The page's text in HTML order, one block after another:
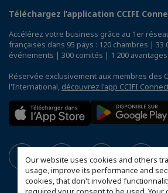
Our website uses cookies and others
usage, improve its performance and
cookies, that don't involved
Téléchargez l’application CCIFI
Accélérez votre business grâce au 1er
françaises dans 95 pays : 120 chambres |
événements | 300 comités | 1 200
Réservée exclusivement aux membres des
l'International, découvrez l'app CCIFI